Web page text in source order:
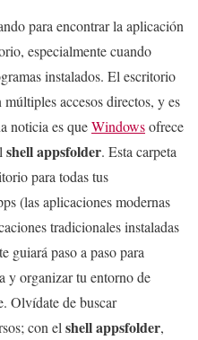
para encontrar la aplicación
especialmente cuando
instalados. El escritorio
accesos directos, y es
noticia es queWindowsofrece
shell appsfolder. Esta carpeta
para todas tus
(las aplicaciones modernas
tradicionales instaladas
guiará paso a paso para
y organizar tu entorno de
Olvídate de buscar
con elshell appsfolder,